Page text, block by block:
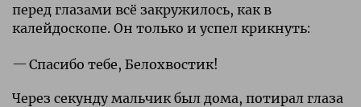
перед глазами всё закружилось, как в
калейдоскопе. Он только и успел крикнуть:
Спасибо тебе, Белохвостик!
Через секунду мальчик был дома, потирал глаза